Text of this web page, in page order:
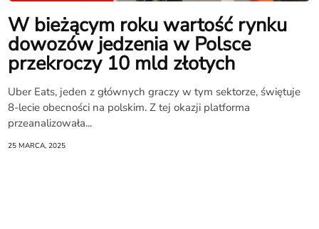
W bieżącym roku wartość rynku
dowozów jedzenia w Polsce
przekroczy 10 mld złotych
Uber Eats, jeden z głównych graczy w tym sektorze, świętuje
8-lecie obecności na polskim. Z tej okazji platforma
przeanalizowała...
25 MARCA, 2025